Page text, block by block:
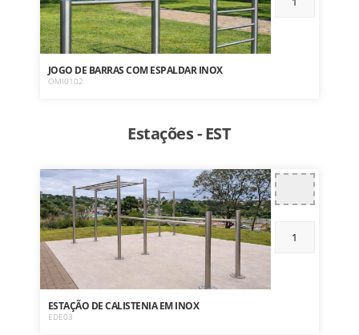
JOGO DE BARRAS COM ESPALDAR INOX
OMI0102
Estações - EST
ESTAÇÃO DE CALISTENIA EM INOX
EDE03